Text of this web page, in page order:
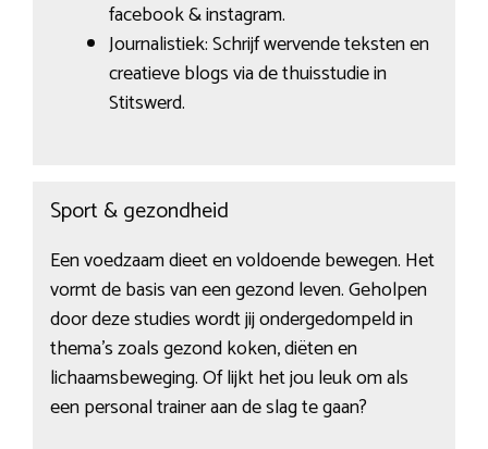
facebook & instagram.
Journalistiek: Schrijf wervende teksten en
creatieve blogs via de thuisstudie in
Stitswerd.
Sport & gezondheid
Een voedzaam dieet en voldoende bewegen. Het
vormt de basis van een gezond leven. Geholpen
door deze studies wordt jij ondergedompeld in
thema’s zoals gezond koken, diëten en
lichaamsbeweging. Of lijkt het jou leuk om als
een personal trainer aan de slag te gaan?